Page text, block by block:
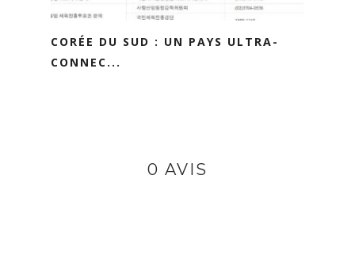
CORÉE DU SUD : UN PAYS ULTRA-
CONNEC...
0 AVIS